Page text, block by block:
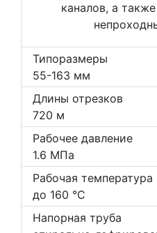
каналов, а
Типоразмеры
55-163 мм
Длины отрезков
720 м
Рабочее давление
1.6 МПа
Рабочая температура
до 160 °С
Напорная труба